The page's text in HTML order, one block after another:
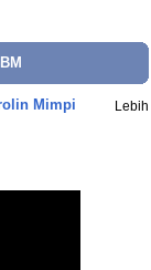
Mimpi Lebih